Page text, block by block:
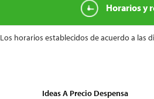
Horarios y
Los horarios establecidos de acuerdo a las
Ideas A Precio Despensa